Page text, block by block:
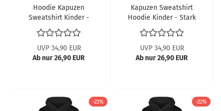
Hoodie Kapuzen
Sweatshirt Kinder -
Dinosaurier
Silhouetten
UVP 34,90 EUR
Ab nur 26,90 EUR
Kapuzen Sweatshirt
Hoodie Kinder - Stark
wie ein T-Rex
UVP 34,90 EUR
Ab nur 26,90 EUR
-22% -22%